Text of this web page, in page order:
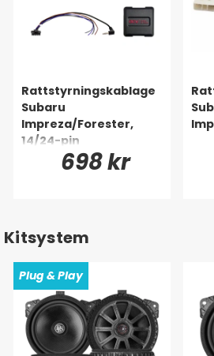
Rattstyrningskablage
Subaru
Impreza/Forester,
14/24-pin
698 kr
Kitsystem
Plug & Play